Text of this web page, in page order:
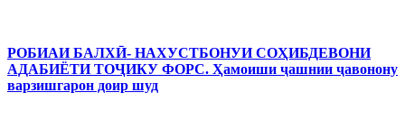
РОБИАИ БАЛХӢ- НАХУСТБОНУИ СОҲИБДЕВОНИ
АДАБИЁТИ ТОҶИКУ ФОРС. Ҳамоиши ҷашнии ҷавонону
варзишгарон доир шуд